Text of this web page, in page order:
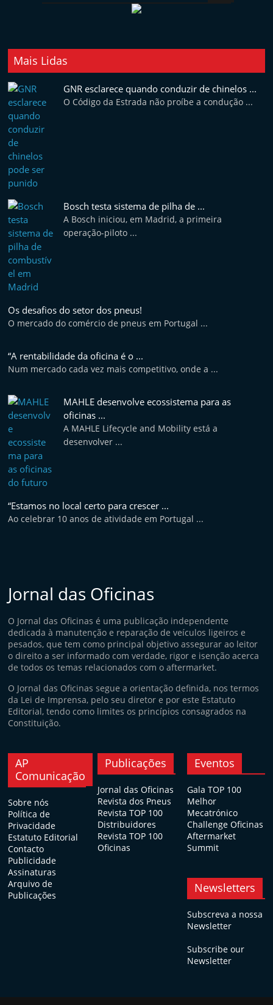
Mais Lidas
GNR esclarece quando conduzir de chinelos ...
O Código da Estrada não proíbe a condução ...
Bosch testa sistema de pilha de ...
A Bosch iniciou, em Madrid, a primeira
operação-piloto ...
Os desafios do setor dos pneus!
O mercado do comércio de pneus em Portugal ...
“A rentabilidade da oficina é o ...
Num mercado cada vez mais competitivo, onde a ...
MAHLE desenvolve ecossistema para as
oficinas ...
A MAHLE Lifecycle and Mobility está a
desenvolver ...
“Estamos no local certo para crescer ...
Ao celebrar 10 anos de atividade em Portugal ...
Jornal das Oficinas
O Jornal das Oficinas é uma publicação independente
dedicada à manutenção e reparação de veículos ligeiros e
pesados, que tem como principal objetivo assegurar ao leitor
o direito a ser informado com verdade, rigor e isenção acerca
de todos os temas relacionados com o aftermarket.
O Jornal das Oficinas segue a orientação definida, nos termos
da Lei de Imprensa, pelo seu diretor e por este Estatuto
Editorial, tendo como limites os princípios consagrados na
Constituição.
AP
Comunicação
Sobre nós
Política de
Privacidade
Estatuto Editorial
Contacto
Publicidade
Assinaturas
Arquivo de
Publicações
Publicações
Jornal das Oficinas
Revista dos Pneus
Revista TOP 100
Distribuidores
Revista TOP 100
Oficinas
Eventos
Gala TOP 100
Melhor
Mecatrónico
Challenge Oficinas
Aftermarket
Summit
Newsletters
Subscreva a nossa
Newsletter
Subscribe our
Newsletter